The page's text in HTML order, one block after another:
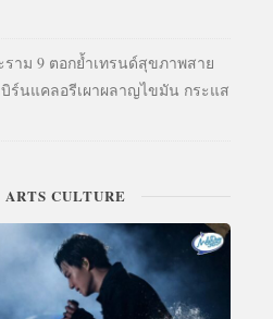
ราม 9 ตอกย้ำเทรนด์สุขภาพสาย
เบิร์นแคลอรีเผาผลาญไขมัน กระแส
CULTURE